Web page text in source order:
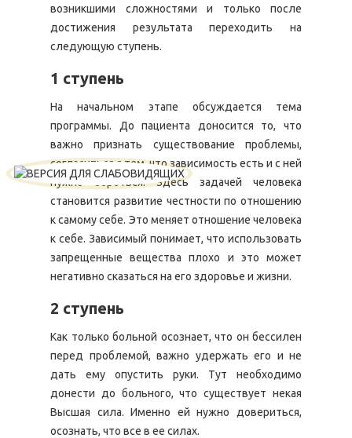
возникшими сложностями и только после
достижения результата переходить на
следующую ступень.
1 ступень
На начальном этапе обсуждается тема
программы. До пациента доносится то, что
важно признать существование проблемы,
согласиться с тем, что зависимость есть и с ней
нужно бороться. Здесь задачей человека
становится развитие честности по отношению
к самому себе. Это меняет отношение человека
к себе. Зависимый понимает, что использовать
запрещенные вещества плохо и это может
негативно сказаться на его здоровье и жизни.
2 ступень
Как только больной осознает, что он бессилен
перед проблемой, важно удержать его и не
дать ему опустить руки. Тут необходимо
донести до больного, что существует некая
Высшая сила. Именно ей нужно довериться,
осознать, что все в ее силах.